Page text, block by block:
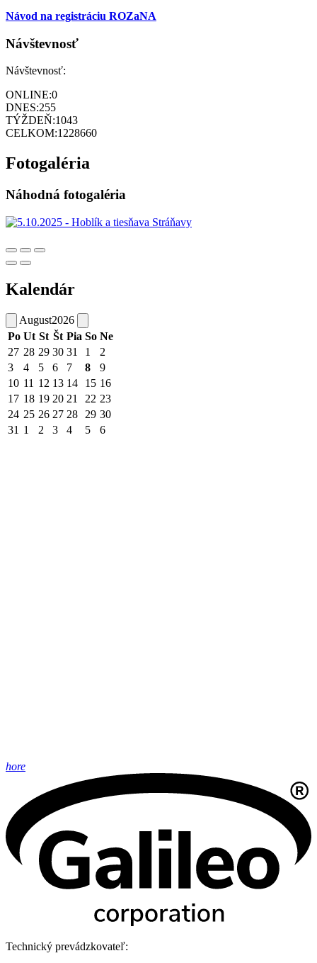
Návod na registráciu ROZaNA
Návštevnosť
Návštevnosť:
ONLINE:0
DNES:255
TÝŽDEŇ:1043
CELKOM:1228660
Fotogaléria
Náhodná fotogaléria
Kalendár
August2026
Po Ut St Št Pia So Ne
27 28 29 30 31 1
2
3
4 5 6 7 8
9
10 11 12 13 14 15 16
17 18 19 20 21 22 23
24 25 26 27 28 29 30
31 1 2 3 4 5 6
hore
Technický prevádzkovateľ: